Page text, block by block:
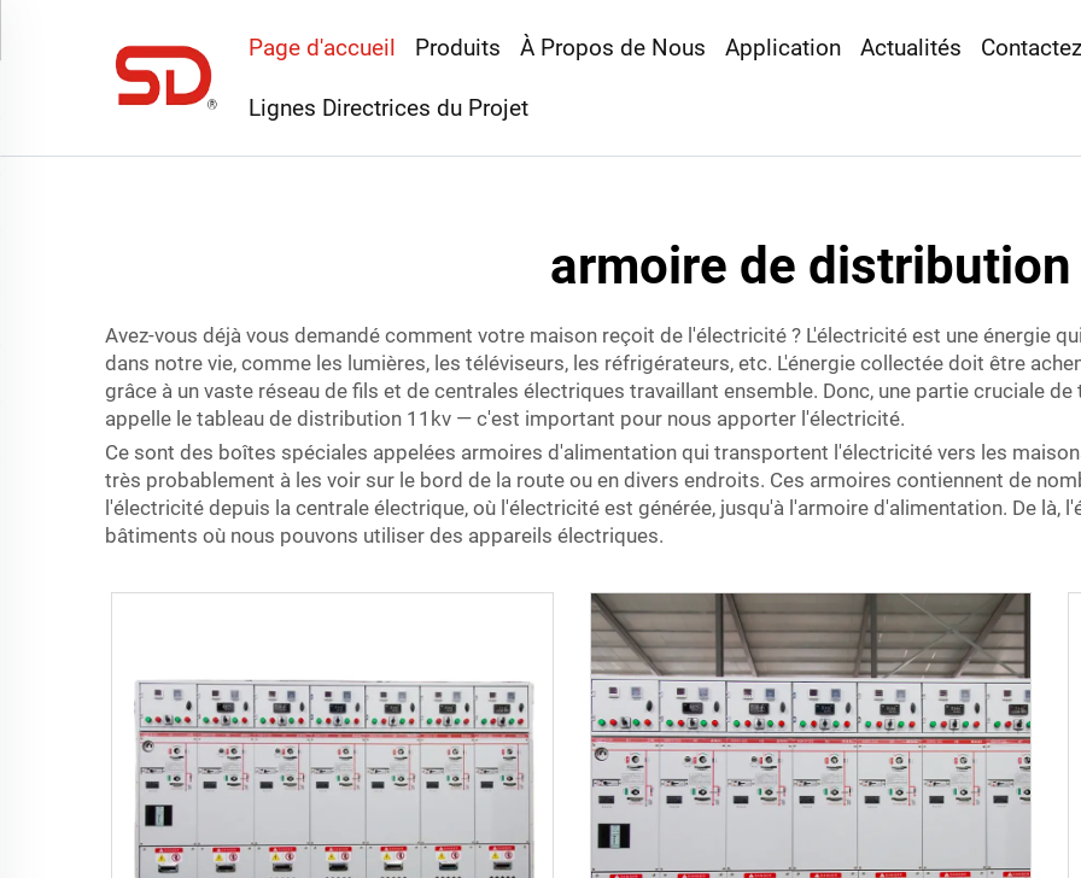
Page d'accueil Produits À Propos de Nous Application Actualités
Lignes Directrices du Projet
armoire de distribution
Avez-vous déjà vous demandé comment votre maison reçoit de l'électricité ? L'électricité est une énergie
dans notre vie, comme les lumières, les téléviseurs, les réfrigérateurs, etc. L'énergie collectée doit être
grâce à un vaste réseau de fils et de centrales électriques travaillant ensemble. Donc, une partie cruciale
appelle le tableau de distribution 11kv — c'est important pour nous apporter l'électricité.
Ce sont des boîtes spéciales appelées armoires d'alimentation qui transportent l'électricité vers les
très probablement à les voir sur le bord de la route ou en divers endroits. Ces armoires contiennent de
l'électricité depuis la centrale électrique, où l'électricité est générée, jusqu'à l'armoire d'alimentation. De là,
bâtiments où nous pouvons utiliser des appareils électriques.